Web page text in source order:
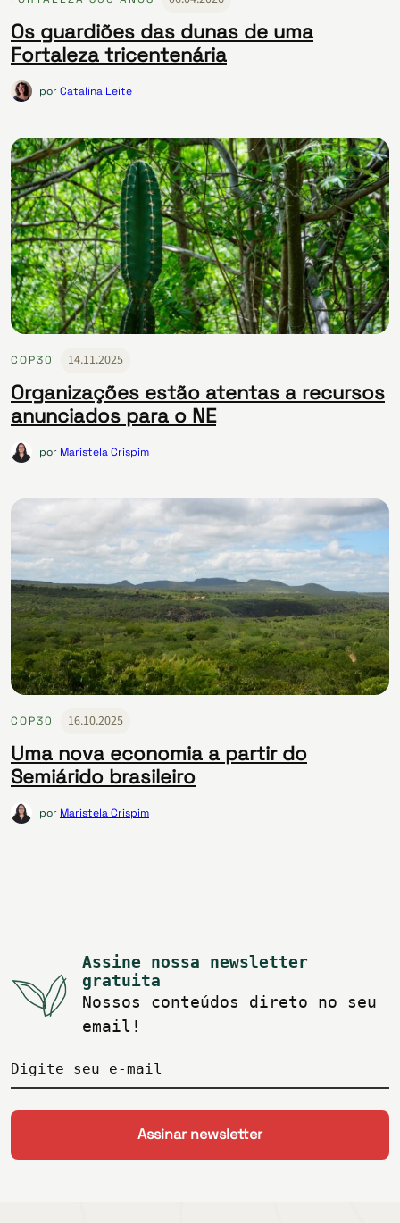
Os guardiões das dunas de uma
Fortaleza tricentenária
porCatalina Leite
COP30 14.11.2025
Organizações estão atentas a recursos
anunciados para o NE
por Maristela Crispim
COP30 16.10.2025
Uma nova economia a partir do
Semiárido brasileiro
por Maristela Crispim
Assine nossa newsletter
gratuita
Nossos conteúdos direto no seu
email!
Digite seu e-mail